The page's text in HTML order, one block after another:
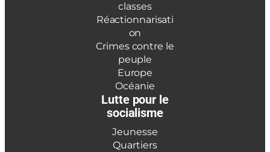
classes
Réactionnarisati
on
Crimes contre le
peuple
Europe
Océanie
Lutte pour le
socialisme
Jeunesse
Quartiers